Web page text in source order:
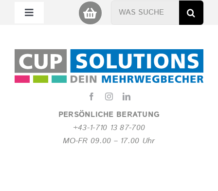
PERSÖNLICHE BERATUNG
+43-1-710 13 87-700
MO-FR 09.00 – 17.00 Uhr
Toggle
Miet Cup
Nachhaltigkeit
Suche
nach: